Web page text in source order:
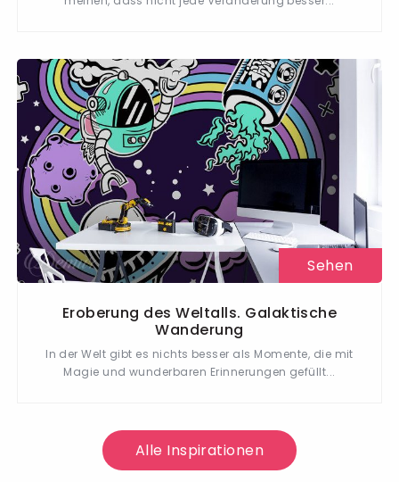
Sehen
Eroberung des Weltalls. Galaktische
Wanderung
In der Welt gibt es nichts besser als Momente, die mit
Magie und wunderbaren Erinnerungen gefüllt...
Alle Inspirationen